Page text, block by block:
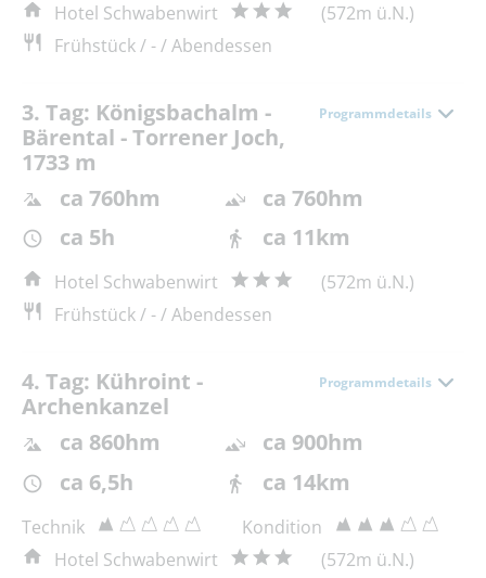
Hotel Schwabenwirt
(572m ü.N.)
Frühstück / - / Abendessen
3. Tag: Königsbachalm -
Bärental - Torrener Joch,
1733 m
Programmdetails
ca 760hm
ca 760hm
ca 5h
ca 11km
Hotel Schwabenwirt
(572m ü.N.)
Frühstück / - / Abendessen
4. Tag: Kühroint -
Archenkanzel
Programmdetails
ca 860hm
ca 900hm
ca 6,5h
ca 14km
Technik
Kondition
Hotel Schwabenwirt
(572m ü.N.)